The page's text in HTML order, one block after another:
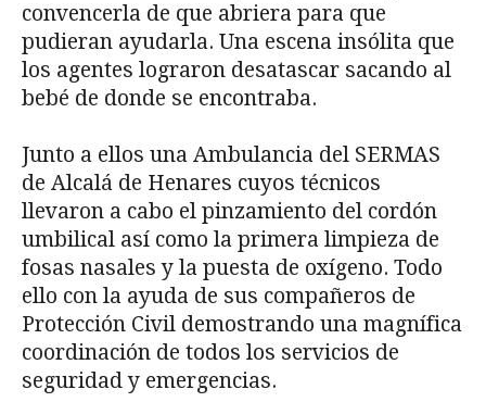
convencerla de que abriera para que
pudieran ayudarla. Una escena insólita que
los agentes lograron desatascar sacando al
bebé de donde se encontraba.
Junto a ellos una Ambulancia del SERMAS
de Alcalá de Henares cuyos técnicos
llevaron a cabo el pinzamiento del cordón
umbilical así como la primera limpieza de
fosas nasales y la puesta de oxígeno. Todo
ello con la ayuda de sus compañeros de
Protección Civil demostrando una magnífica
coordinación de todos los servicios de
seguridad y emergencias.